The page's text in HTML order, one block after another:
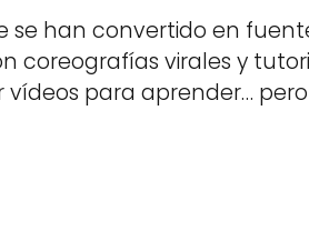
se han convertido en
coreografías virales y
para aprender…